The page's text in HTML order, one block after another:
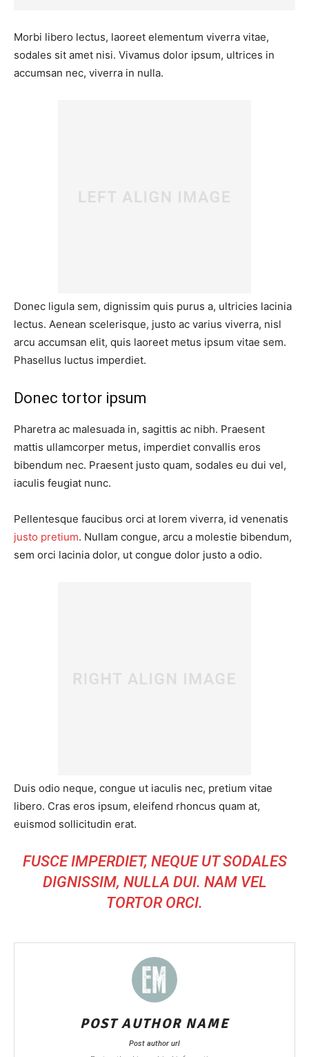
Morbi libero lectus, laoreet elementum viverra vitae,
sodales sit amet nisi. Vivamus dolor ipsum, ultrices in
accumsan nec, viverra in nulla.
Donec ligula sem, dignissim quis purus a, ultricies lacinia
lectus. Aenean scelerisque, justo ac varius viverra, nisl
arcu accumsan elit, quis laoreet metus ipsum vitae sem.
Phasellus luctus imperdiet.
Donec tortor ipsum
Pharetra ac malesuada in, sagittis ac nibh. Praesent
mattis ullamcorper metus, imperdiet convallis eros
bibendum nec. Praesent justo quam, sodales eu dui vel,
iaculis feugiat nunc.
Pellentesque faucibus orci at lorem viverra, id venenatis
justo pretium. Nullam congue, arcu a molestie bibendum,
sem orci lacinia dolor, ut congue dolor justo a odio.
Duis odio neque, congue ut iaculis nec, pretium vitae
libero. Cras eros ipsum, eleifend rhoncus quam at,
euismod sollicitudin erat.
FUSCE IMPERDIET, NEQUE UT SODALES
DIGNISSIM, NULLA DUI. NAM VEL
TORTOR ORCI.
POST AUTHOR NAME
Post author url